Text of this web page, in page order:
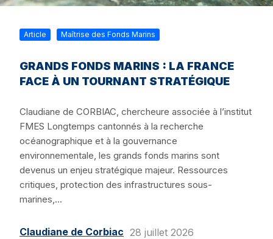
Article Maîtrise des Fonds Marins
GRANDS FONDS MARINS : LA FRANCE
FACE À UN TOURNANT STRATÉGIQUE
Claudiane de CORBIAC, chercheure associée à l’institut
FMES Longtemps cantonnés à la recherche
océanographique et à la gouvernance
environnementale, les grands fonds marins sont
devenus un enjeu stratégique majeur. Ressources
critiques, protection des infrastructures sous-
marines,...
Claudiane de Corbiac 28 juillet 2026